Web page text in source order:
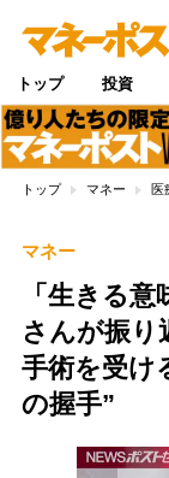
トップ 投資
トップ マネー 医
マネー
「生きる
さんが振
手術を受け
の握手”